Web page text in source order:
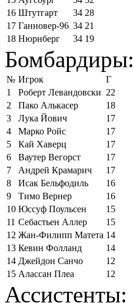
16 Штутгарт 34 28
17 Ганновер-96 34 21
18 Нюрнберг 34 19
Бомбардиры:
№ Игрок
Г
1
Роберт Левандовски 22
2
Пако Алькасер
18
3
Лука Йович
17
4
Марко Ройс
17
5
Кай Хаверц
17
6
Ваутер Вегорст
17
7
Андрей Крамарич
17
8
Исак Бельфодиль
16
9
Тимо Вернер
16
10 Юссуф Поульсен
15
11 Себастьен Аллер
15
12 Жан-Филипп Матета 14
13 Кевин Фолланд
14
14 Джейдон Санчо
12
15 Алассан Плеа 12
Ассистенты: